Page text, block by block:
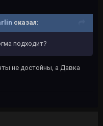
сказал:
подходит?
не достойны, а Давка